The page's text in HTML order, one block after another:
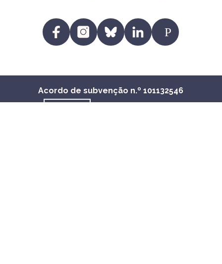
https://www.facebook.com/
id=61557720223250
https://www.instagram.com/
https://bsky.app/
eu.bsky.social
https://
eu/? https://
EU
Acordo de subvenção n.º 101132546